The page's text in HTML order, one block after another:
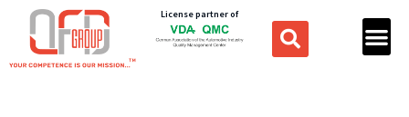
License partner of